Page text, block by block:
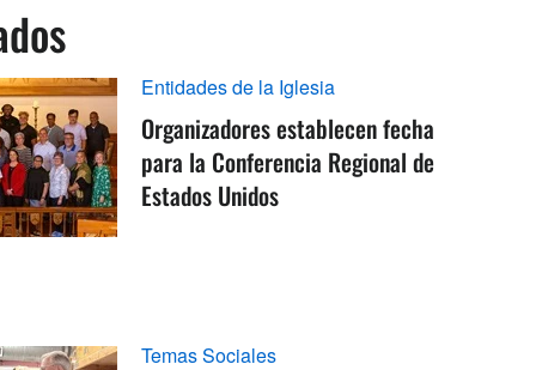
Entidades de la Iglesia
Organizadores establecen fecha
para la Conferencia Regional de
Estados Unidos
Temas Sociales